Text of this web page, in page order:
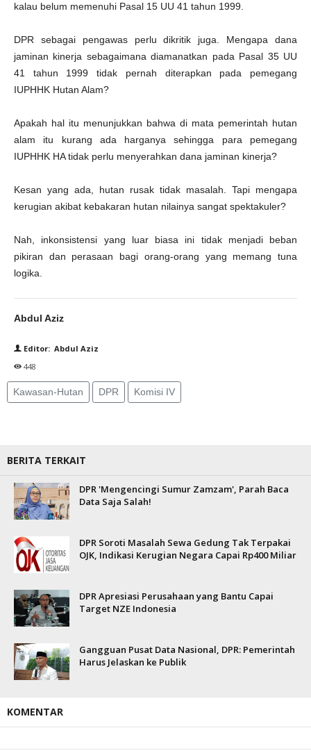
kalau belum memenuhi Pasal 15 UU 41 tahun 1999.
DPR sebagai pengawas perlu dikritik juga. Mengapa dana
jaminan kinerja sebagaimana diamanatkan pada Pasal 35 UU
41 tahun 1999 tidak pernah diterapkan pada pemegang
IUPHHK Hutan Alam?
Apakah hal itu menunjukkan bahwa di mata pemerintah hutan
alam itu kurang ada harganya sehingga para pemegang
IUPHHK HA tidak perlu menyerahkan dana jaminan kinerja?
Kesan yang ada, hutan rusak tidak masalah. Tapi mengapa
kerugian akibat kebakaran hutan nilainya sangat spektakuler?
Nah, inkonsistensi yang luar biasa ini tidak menjadi beban
pikiran dan perasaan bagi orang-orang yang memang tuna
logika.
Abdul Aziz
Editor: Abdul Aziz
448
Kawasan-Hutan DPR Komisi IV
BERITA TERKAIT
DPR 'Mengencingi Sumur Zamzam', Parah Baca
Data Saja Salah!
DPR Soroti Masalah Sewa Gedung Tak Terpakai
OJK, Indikasi Kerugian Negara Capai Rp400 Miliar
DPR Apresiasi Perusahaan yang Bantu Capai
Target NZE Indonesia
Gangguan Pusat Data Nasional, DPR: Pemerintah
Harus Jelaskan ke Publik
KOMENTAR